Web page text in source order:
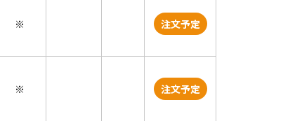
※
注文予定
※
注文予定